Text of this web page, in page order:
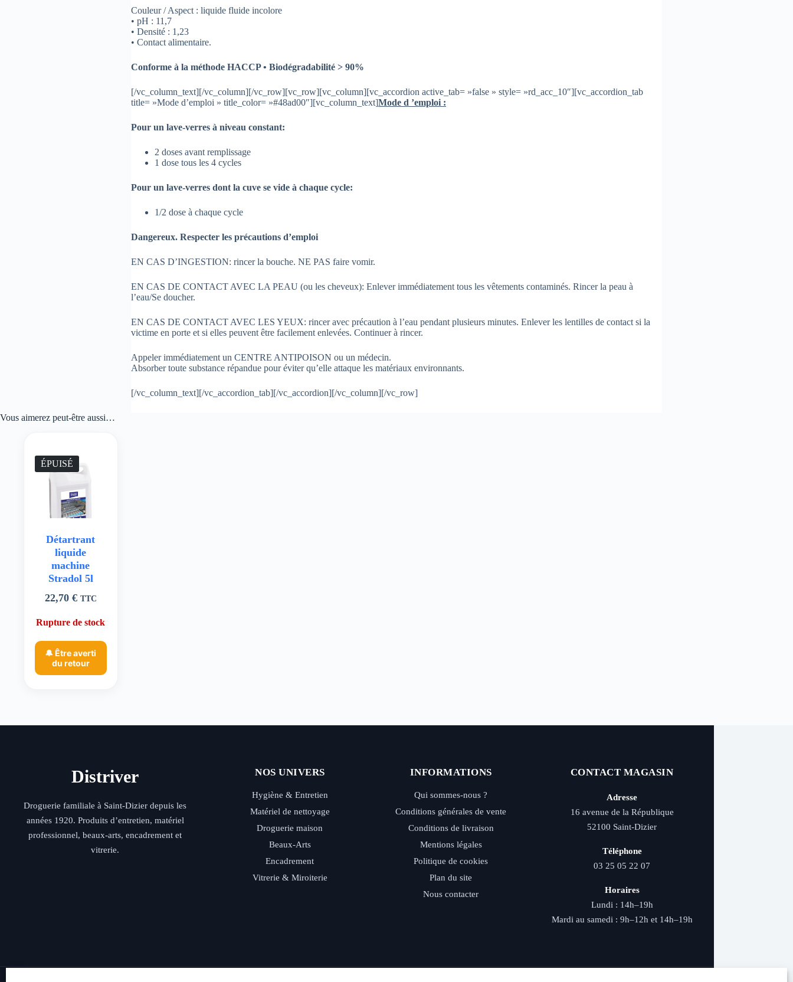
Couleur / Aspect : liquide fluide incolore
• pH : 11,7
• Densité : 1,23
• Contact alimentaire.
Conforme à la méthode HACCP • Biodégradabilité > 90%
[/vc_column_text][/vc_column][/vc_row][vc_row][vc_column][vc_accordion active_tab= »false » style= »rd_acc_10″][vc_accordion_tab
title= »Mode d’emploi » title_color= »#48ad00″][vc_column_text]Mode d ’emploi :
Pour un lave-verres à niveau constant:
2 doses avant remplissage
1 dose tous les 4 cycles
Pour un lave-verres dont la cuve se vide à chaque cycle:
1/2 dose à chaque cycle
Dangereux. Respecter les précautions d’emploi
EN CAS D’INGESTION: rincer la bouche. NE PAS faire vomir.
EN CAS DE CONTACT AVEC LA PEAU (ou les cheveux): Enlever immédiatement tous les vêtements contaminés. Rincer la peau à
l’eau/Se doucher.
EN CAS DE CONTACT AVEC LES YEUX: rincer avec précaution à l’eau pendant plusieurs minutes. Enlever les lentilles de contact si la
victime en porte et si elles peuvent être facilement enlevées. Continuer à rincer.
Appeler immédiatement un CENTRE ANTIPOISON ou un médecin.
Absorber toute substance répandue pour éviter qu’elle attaque les matériaux environnants.
[/vc_column_text][/vc_accordion_tab][/vc_accordion][/vc_column][/vc_row]
Vous aimerez peut-être aussi…
ÉPUISÉ
Détartrant
liquide
machine
Stradol 5l
22,70 € TTC
Rupture de stock
🔔 Être averti
du retour
Distriver
Droguerie familiale à Saint-Dizier depuis les
années 1920. Produits d’entretien, matériel
professionnel, beaux-arts, encadrement et
vitrerie.
NOS UNIVERS
Hygiène & Entretien
Matériel de nettoyage
Droguerie maison
Beaux-Arts
Encadrement
Vitrerie & Miroiterie
INFORMATIONS
Qui sommes-nous ?
Conditions générales de vente
Conditions de livraison
Mentions légales
Politique de cookies
Plan du site
Nous contacter
CONTACT MAGASIN
Adresse
16 avenue de la République
52100 Saint-Dizier
Téléphone
03 25 05 22 07
Horaires
Lundi : 14h–19h
Mardi au samedi : 9h–12h et 14h–19h